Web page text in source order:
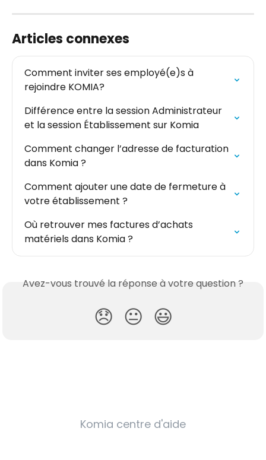
Articles connexes
Comment inviter ses employé(e)s à
rejoindre KOMIA?
Différence entre la session Administrateur
et la session Établissement sur Komia
Comment changer l’adresse de facturation
dans Komia ?
Comment ajouter une date de fermeture à
votre établissement ?
Où retrouver mes factures d’achats
matériels dans Komia ?
Avez-vous trouvé la réponse à votre question ?
😞 😐 😃
Komia centre d'aide